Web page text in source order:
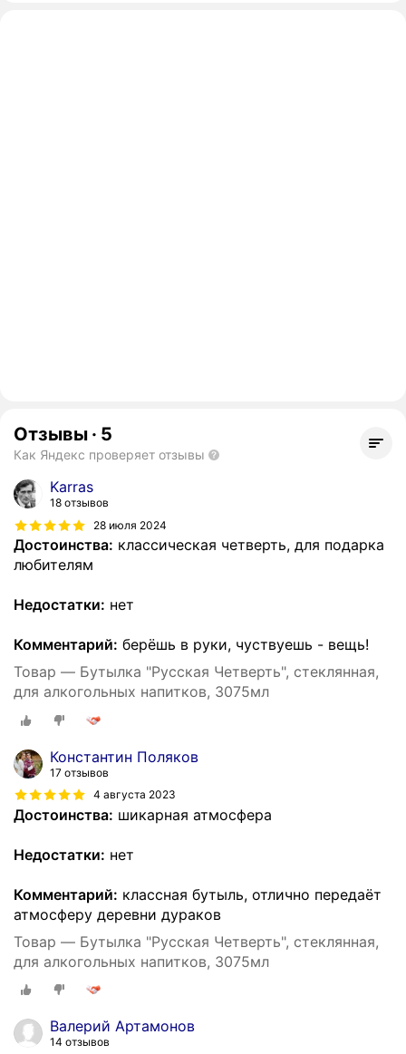
Отзывы · 5
Как Яндекс проверяет отзывы
Karras
18 отзывов
28 июля 2024
Достоинства: классическая четверть, для подарка
любителям
Недостатки: нет
Комментарий: берёшь в руки, чуствуешь - вещь!
Товар — Бутылка "Русская Четверть", стеклянная,
для алкогольных напитков, 3075мл
Константин Поляков
17 отзывов
4 августа 2023
Достоинства: шикарная атмосфера
Недостатки: нет
Комментарий: классная бутыль, отлично передаёт
атмосферу деревни дураков
Товар — Бутылка "Русская Четверть", стеклянная,
для алкогольных напитков, 3075мл
Валерий Артамонов
14 отзывов